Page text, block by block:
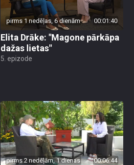
pirms 1 nedēļas, 6 dienām 00:01:40
Elita Drāke: "Magone pārkāpa
dažas lietas"
5. epizode
pirms 2 nedēļām, 1 dienas 00:06:44